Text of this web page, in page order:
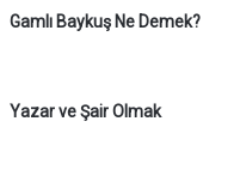
Gamlı Baykuş Ne Demek?
Yazar ve Şair Olmak